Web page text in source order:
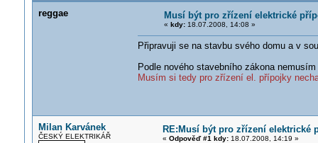
reggae
Musí být pro zřízení elektrické
« kdy:18.07.2008, 14:08 »
Připravuji se na stavbu svého domu a v
Podle nového stavebního zákona
Musím si tedy pro zřízení el. přípojky
Milan Karvánek
ČESKÝ ELEKTRIKÁŘ
RE:Musí být pro zřízení elektrické
« Odpověď #1 kdy:18.07.2008, 14:19 »